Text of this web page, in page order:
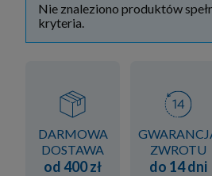
Nie znaleziono produktów
kryteria.
DARMOWA
DOSTAWA
od 400 zł
ZWROTU
do 14 dni